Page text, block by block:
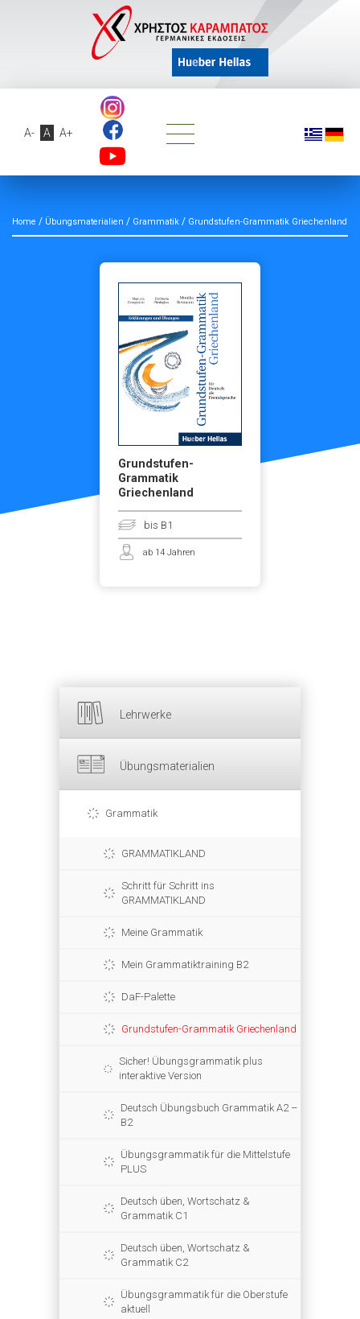
A- A A+
Lehrwerke
Übungsmaterialien
Grammatik
GRAMMATIKLAND
Schritt für Schritt ins
GRAMMATIKLAND
Meine Grammatik
Mein Grammatiktraining B2
DaF-Palette
Grundstufen-Grammatik Griechenland
Sicher! Übungsgrammatik plus
interaktive Version
Deutsch Übungsbuch Grammatik A2 –
B2
Übungsgrammatik für die Mittelstufe
PLUS
Deutsch üben, Wortschatz &
Grammatik C1
Deutsch üben, Wortschatz &
Grammatik C2
Übungsgrammatik für die Oberstufe
aktuell
Home / Übungsmaterialien / Grammatik / Grundstufen-Grammatik Griechenland
Grundstufen-
Grammatik
Griechenland
bis B1
ab 14 Jahren